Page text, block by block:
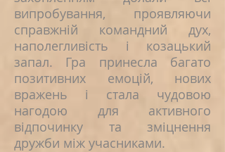
випробування, проявляючи
справжній командний дух,
наполегливість і козацький
запал. Гра принесла багато
позитивних емоцій, нових
вражень і стала чудовою
нагодою для активного
відпочинку та зміцнення
дружби між учасниками.